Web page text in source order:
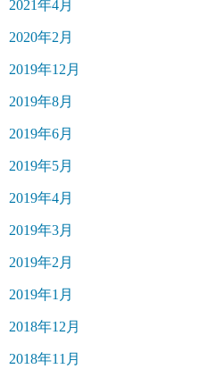
2021年4月
2020年2月
2019年12月
2019年8月
2019年6月
2019年5月
2019年4月
2019年3月
2019年2月
2019年1月
2018年12月
2018年11月